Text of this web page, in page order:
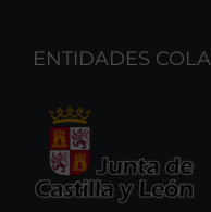
ENTIDADES